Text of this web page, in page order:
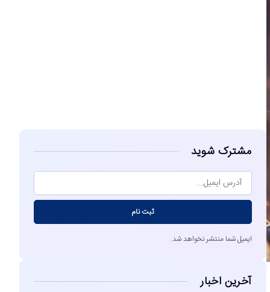
مشترک شوید
ثبت نام
ایمیل شما منتشر نخواهد شد.
آخرین اخبار